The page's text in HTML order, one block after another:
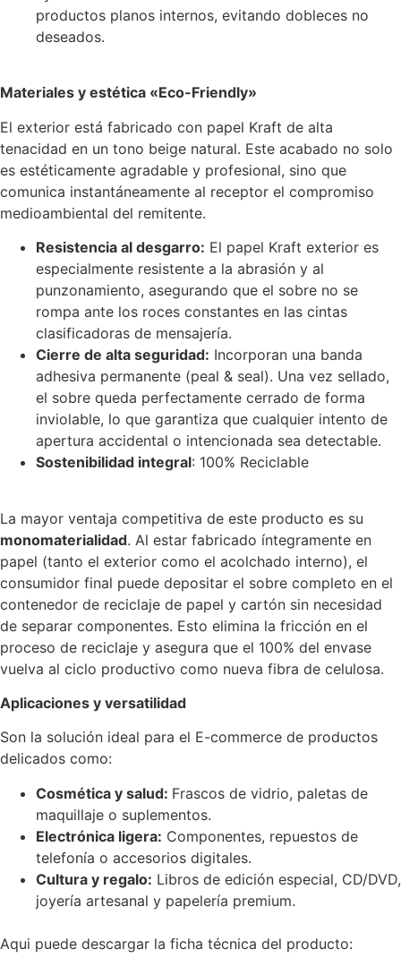
productos planos internos, evitando dobleces no
deseados.
Materiales y estética «Eco-Friendly»
El exterior está fabricado con papel Kraft de alta
tenacidad en un tono beige natural. Este acabado no solo
es estéticamente agradable y profesional, sino que
comunica instantáneamente al receptor el compromiso
medioambiental del remitente.
Resistencia al desgarro: El papel Kraft exterior es
especialmente resistente a la abrasión y al
punzonamiento, asegurando que el sobre no se
rompa ante los roces constantes en las cintas
clasificadoras de mensajería.
Cierre de alta seguridad: Incorporan una banda
adhesiva permanente (peal & seal). Una vez sellado,
el sobre queda perfectamente cerrado de forma
inviolable, lo que garantiza que cualquier intento de
apertura accidental o intencionada sea detectable.
Sostenibilidad integral: 100% Reciclable
La mayor ventaja competitiva de este producto es su
monomaterialidad. Al estar fabricado íntegramente en
papel (tanto el exterior como el acolchado interno), el
consumidor final puede depositar el sobre completo en el
contenedor de reciclaje de papel y cartón sin necesidad
de separar componentes. Esto elimina la fricción en el
proceso de reciclaje y asegura que el 100% del envase
vuelva al ciclo productivo como nueva fibra de celulosa.
Aplicaciones y versatilidad
Son la solución ideal para el E-commerce de productos
delicados como:
Cosmética y salud: Frascos de vidrio, paletas de
maquillaje o suplementos.
Electrónica ligera: Componentes, repuestos de
telefonía o accesorios digitales.
Cultura y regalo: Libros de edición especial, CD/DVD,
joyería artesanal y papelería premium.
Aqui puede descargar la ficha técnica del producto: